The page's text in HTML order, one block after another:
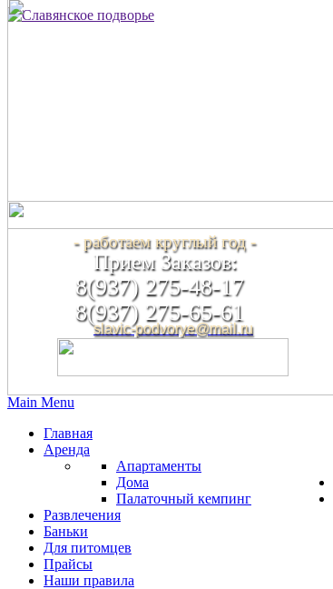
- работаем круглый год -
Прием Заказов:
8(937) 275-48-17
8(937) 275-65-61
slavic-podvorye@mail.ru
Main Menu
Главная
Аренда
Апартаменты
Дома
Палаточный кемпинг
Развлечения
Баньки
Для питомцев
Прайсы
Наши правила